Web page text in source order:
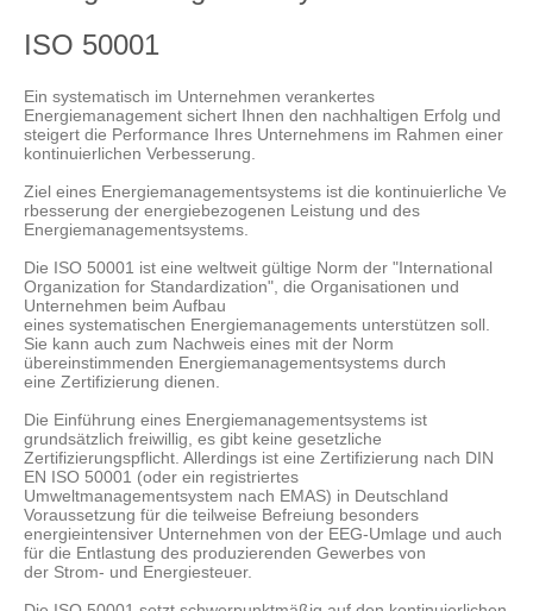
ISO 50001
Ein systematisch im Unternehmen verankertes
Energiemanagement sichert Ihnen den nachhaltigen Erfolg und
steigert die Performance Ihres Unternehmens im Rahmen einer
kontinuierlichen Verbesserung.
Ziel eines Energiemanagementsystems ist die kontinuierliche Ve
rbesserung der energiebezogenen Leistung und des
Energiemanagementsystems.
Die ISO 50001 ist eine weltweit gültige Norm der "International
Organization for Standardization", die Organisationen und
Unternehmen beim Aufbau
eines systematischen Energiemanagements unterstützen soll.
Sie kann auch zum Nachweis eines mit der Norm
übereinstimmenden Energiemanagementsystems durch
eine Zertifizierung dienen.
Die Einführung eines Energiemanagementsystems ist
grundsätzlich freiwillig, es gibt keine gesetzliche
Zertifizierungspflicht. Allerdings ist eine Zertifizierung nach DIN
EN ISO 50001 (oder ein registriertes
Umweltmanagementsystem nach EMAS) in Deutschland
Voraussetzung für die teilweise Befreiung besonders
energieintensiver Unternehmen von der EEG-Umlage und auch
für die Entlastung des produzierenden Gewerbes von
der Strom- und Energiesteuer.